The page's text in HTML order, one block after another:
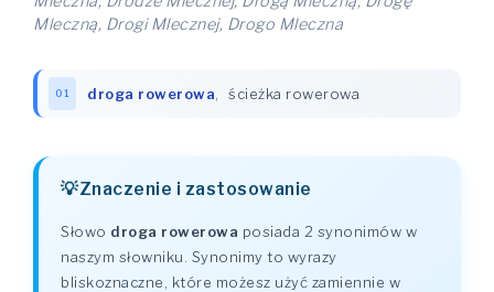
Mleczną, Drogi Mlecznej, Drogo Mleczna
01 droga rowerowa ścieżka rowerowa
Znaczenie i zastosowanie
Słowo droga rowerowa posiada 2 synonimów w
naszym słowniku. Synonimy to wyrazy
bliskoznaczne, które możesz użyć zamiennie w